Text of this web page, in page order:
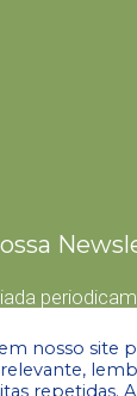
nosso site
repetidas.